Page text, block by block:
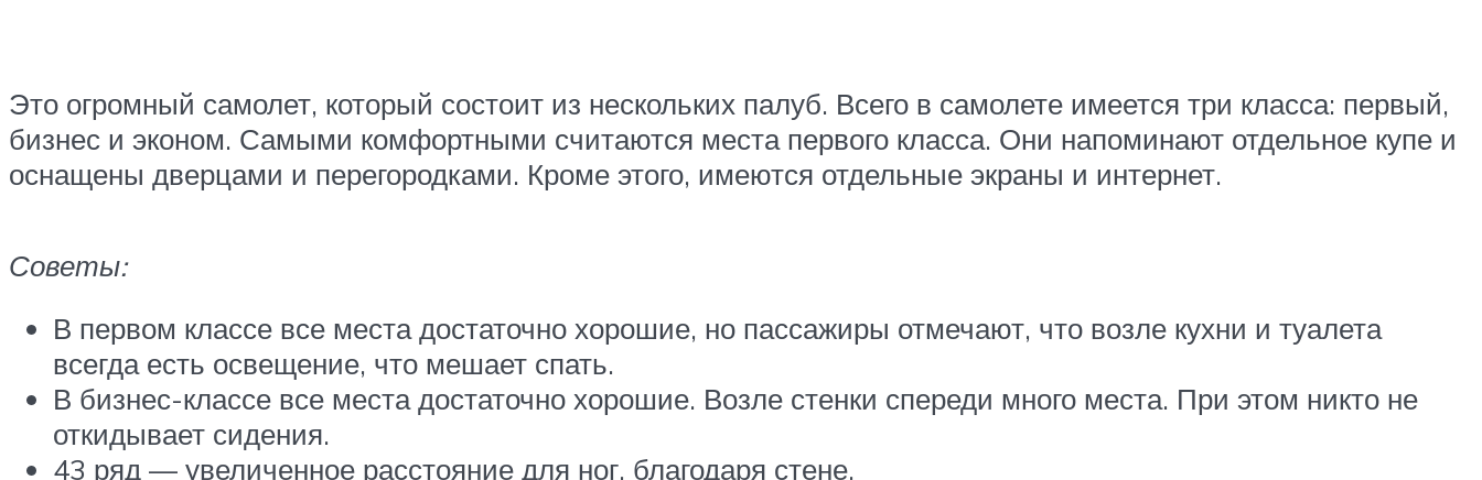
Это огромный самолет, который состоит из нескольких палуб. Всего в самолете имеется три класса: первый,
бизнес и эконом. Самыми комфортными считаются места первого класса. Они напоминают отдельное купе и
оснащены дверцами и перегородками. Кроме этого, имеются отдельные экраны и интернет.
Советы:
В первом классе все места достаточно хорошие, но пассажиры отмечают, что возле кухни и туалета
всегда есть освещение, что мешает спать.
В бизнес-классе все места достаточно хорошие. Возле стенки спереди много места. При этом никто не
откидывает сидения.
43 ряд — увеличенное расстояние для ног, благодаря стене.